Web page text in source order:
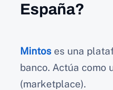
España?
Mintos es una
banco. Actúa como
(marketplace).